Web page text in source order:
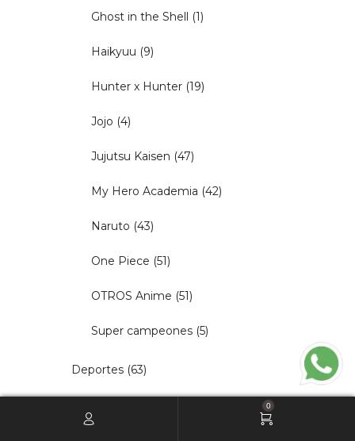
Ghost in the Shell (1)
Haikyuu (9)
Hunter x Hunter (19)
Jojo (4)
Jujutsu Kaisen (47)
My Hero Academia (42)
Naruto (43)
One Piece (51)
OTROS Anime (51)
Super campeones (5)
Deportes (63)
0